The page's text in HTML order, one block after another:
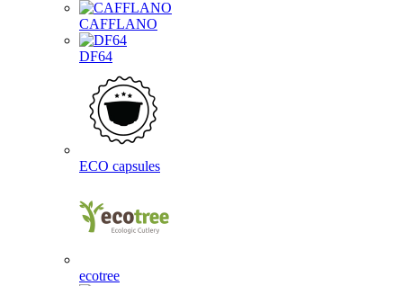
CAFFLANO
DF64
ECO capsules
ecotree